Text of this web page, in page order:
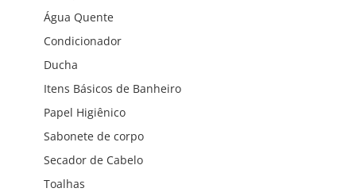
Água Quente
Condicionador
Ducha
Itens Básicos de Banheiro
Papel Higiênico
Sabonete de corpo
Secador de Cabelo
Toalhas